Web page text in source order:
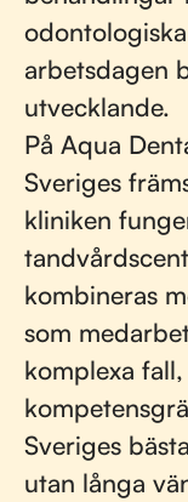
arbetsdagen
utvecklande.
På Aqua
Sveriges
kliniken
kombineras
som
komplexa
Sveriges
utan långa